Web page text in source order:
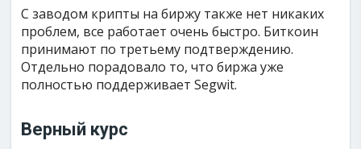
С заводом крипты на биржу также нет никаких
проблем, все работает очень быстро. Биткоин
принимают по третьему подтверждению.
Отдельно порадовало то, что биржа уже
полностью поддерживает Segwit.
Верный курс